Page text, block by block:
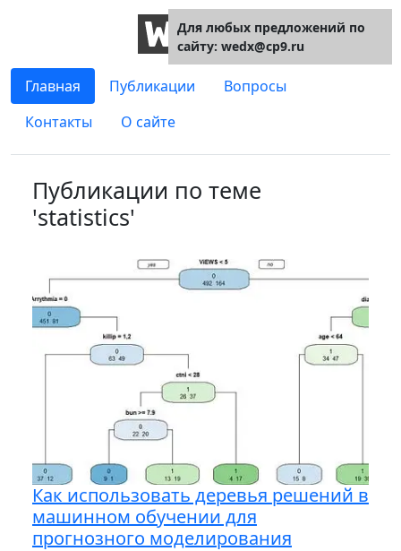
Главная Публикации
Вопросы
Контакты
О сайте
Публикации по теме
'statistics'
Как использовать деревья решений в
машинном обучении для
прогнозного моделирования
Для любых предложений по
сайту: wedx@cp9.ru